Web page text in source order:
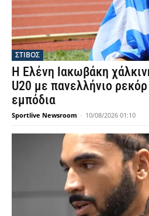
ΣΤΙΒΟΣ
Η Ελένη Ιακωβάκη
U20 με πανελλήνιο
εμπόδια
Sportlive Newsroom - 10/08/2026 01:10